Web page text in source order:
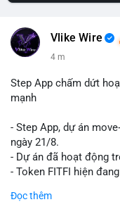
Vlike Wire
4 m
Step App chấm dứt
mạnh
- Step App, dự án
ngày 21/8.
- Dự án đã hoạt động
- Token FITFI hiện
Đọc thêm